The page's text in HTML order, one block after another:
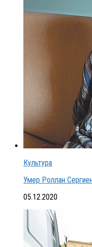
Культура
Умер Роллан
05.12.2020